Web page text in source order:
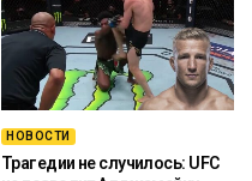
НОВОСТИ
Трагедии не случилось: UFC